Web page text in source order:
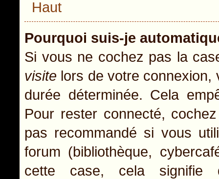
Haut
Pourquoi suis-je
Si vous ne cochez pas la
visite lors de votre connexion,
durée déterminée. Cela
Pour rester connecté,
pas recommandé si vous
forum (bibliothèque,
cette case, cela signifie